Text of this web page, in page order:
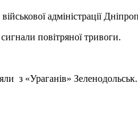
адміністрації
повітряної тривоги.
з «Ураганів» Зеленодольськ.